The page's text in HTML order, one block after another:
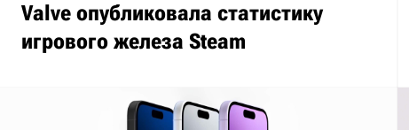
Valve опубликовала статистику
игрового железа Steam